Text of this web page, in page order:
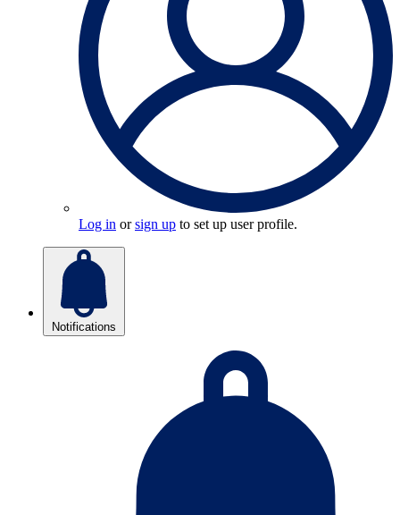
Log in orsign up to set up user profile.
Notifications